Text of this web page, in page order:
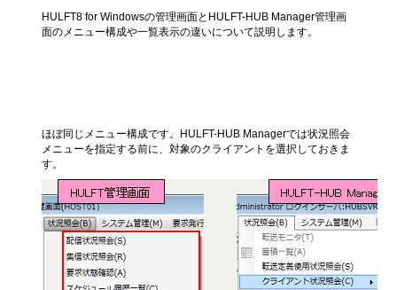
HULFT8 for Windowsの管理画面とHULFT-HUB Manager管理画
面のメニュー構成や一覧表示の違いについて説明します。
ほぼ同じメニュー構成です。HULFT-HUB Managerでは状況照会
メニューを指定する前に、対象のクライアントを選択しておきま
す。